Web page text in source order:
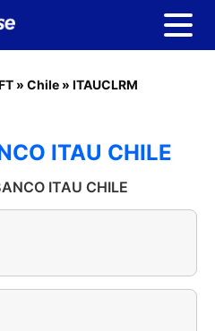
» Chile » ITAUCLRM
ITAU CHILE
ITAU CHILE